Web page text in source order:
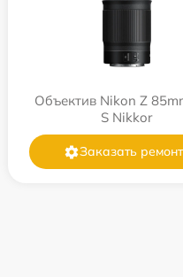
Объектив Nikon Z
S Nikkor
Заказать ремонт